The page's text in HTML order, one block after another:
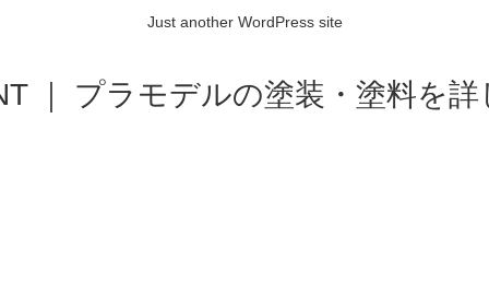
Just another WordPress site
｜ プラモデルの塗装・塗料を詳